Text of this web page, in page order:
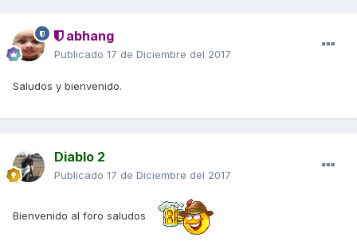
abhang
Publicado 17 de Diciembre del 2017
Saludos y bienvenido.
Diablo 2
Publicado 17 de Diciembre del 2017
Bienvenido al foro saludos